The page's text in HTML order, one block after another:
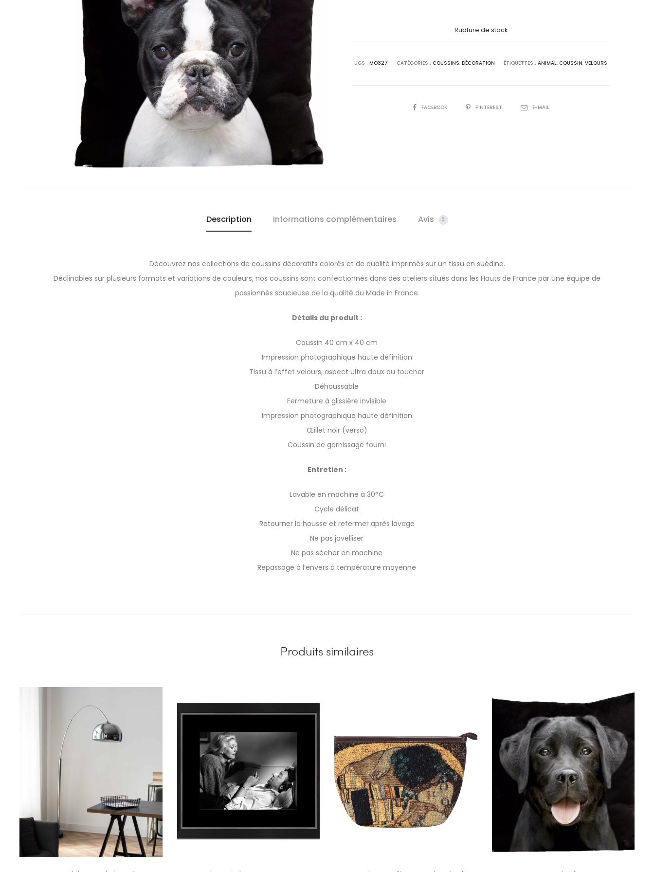
Rupture de stock
UGS : MO327 CATÉGORIES : COUSSINS, DÉCORATION ÉTIQUETTES : ANIMAL, COUSSIN, VELOURS
PARTAGER
FACEBOOK PINTEREST E-MAIL
Description Informations complémentaires Avis 0
Découvrez nos collections de coussins décoratifs colorés et de qualité imprimés sur un tissu en suédine.
Déclinables sur plusieurs formats et variations de couleurs, nos coussins sont confectionnés dans des ateliers situés dans les Hauts de France par une équipe de
passionnés soucieuse de la qualité du Made in France.
Détails du produit :
Coussin 40 cm x 40 cm
Impression photographique haute définition
Tissu à l’effet velours, aspect ultra doux au toucher
Déhoussable
Fermeture à glissière invisible
Impression photographique haute définition
Œillet noir (verso)
Coussin de garnissage fourni
Entretien :
Lavable en machine à 30°C
Cycle délicat
Retourner la housse et refermer après lavage
Ne pas javelliser
Ne pas sécher en machine
Repassage à l’envers à température moyenne
Produits similaires